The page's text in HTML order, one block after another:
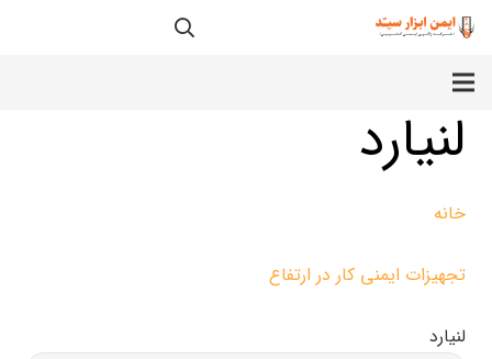
لنیارد
خانه
تجهیزات ایمنی کار در ارتفاع
لنیارد